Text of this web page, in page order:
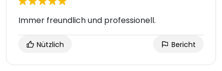
Immer freundlich und professionell.
Nützlich Bericht